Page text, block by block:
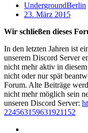
UndergroundBerlin
23. März 2015
Wir schließen dieses
In den letzten Jahren ist
unserem Discord Server
nicht mehr aktiv in
nicht oder nur spät
Forum. Alte Beiträge
nicht mehr möglich sein
unseren Discord Server:
224563159631921152